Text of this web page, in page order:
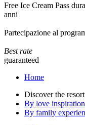
Free Ice Cream Pass
anni
Partecipazione al
Best rate
guaranteed
Home
Discover the resort
By love inspiration
By family